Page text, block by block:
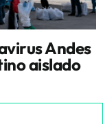
Andes
aislado